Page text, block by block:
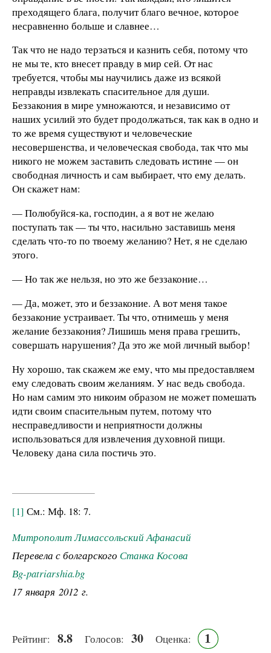
преходящего блага, получит благо вечное, которое
несравненно больше и славнее…
Так что не надо терзаться и казнить себя, потому что
не мы те, кто внесет правду в мир сей. От нас
требуется, чтобы мы научились даже из всякой
неправды извлекать спасительное для души.
Беззакония в мире умножаются, и независимо от
наших усилий это будет продолжаться, так как в одно и
то же время существуют и человеческие
несовершенства, и человеческая свобода, так что мы
никого не можем заставить следовать истине — он
свободная личность и сам выбирает, что ему делать.
Он скажет нам:
— Полюбуйся-ка, господин, а я вот не желаю
поступать так — ты что, насильно заставишь меня
сделать что-то по твоему желанию? Нет, я не сделаю
этого.
— Но так же нельзя, но это же беззаконие…
— Да, может, это и беззаконие. А вот меня такое
беззаконие устраивает. Ты что, отнимешь у меня
желание беззакония? Лишишь меня права грешить,
совершать нарушения? Да это же мой личный выбор!
Ну хорошо, так скажем же ему, что мы предоставляем
ему следовать своим желаниям. У нас ведь свобода.
Но нам самим это никоим образом не может помешать
идти своим спасительным путем, потому что
несправедливости и неприятности должны
использоваться для извлечения духовной пищи.
Человеку дана сила постичь это.
[1] См.: Мф. 18: 7.
Митрополит Лимассольский Афанасий
Перевела с болгарского Станка Косова
Вg-patriarshia.bg
17 января 2012 г.
Рейтинг: 8.8 Голосов: 30 Оценка: 1